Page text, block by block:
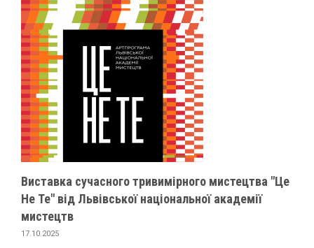
Виставка сучасного тривимірного мистецтва "Це
Не Те" від Львівської національної академії
мистецтв
17.10.2025